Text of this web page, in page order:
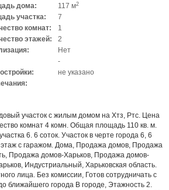
дома:
117 м2
участка:
7
комнат:
1
этажей:
2
Нет
-
не указано
участок с жилым домом на Хтз, Ртс. Цена
комнат 4 комн. Общая площадь 110 кв. м.
6. 6 соток. Участок в черте города 6, 6
этаж с гаражом. Дома, Продажа домов, Продажа
Продажа домов-Харьков, Продажа домов-
Индустриальный, Харьковская область.
лица. Без комиссии, Готов сотрудничать с
ближайшего города В городе, Этажность 2.